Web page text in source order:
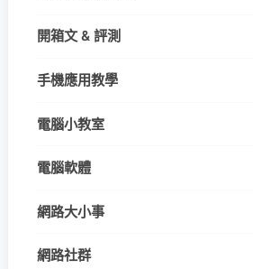
開箱文 & 評測
手機應用教學
電腦小教室
電腦軟體
網路大小事
網路社群